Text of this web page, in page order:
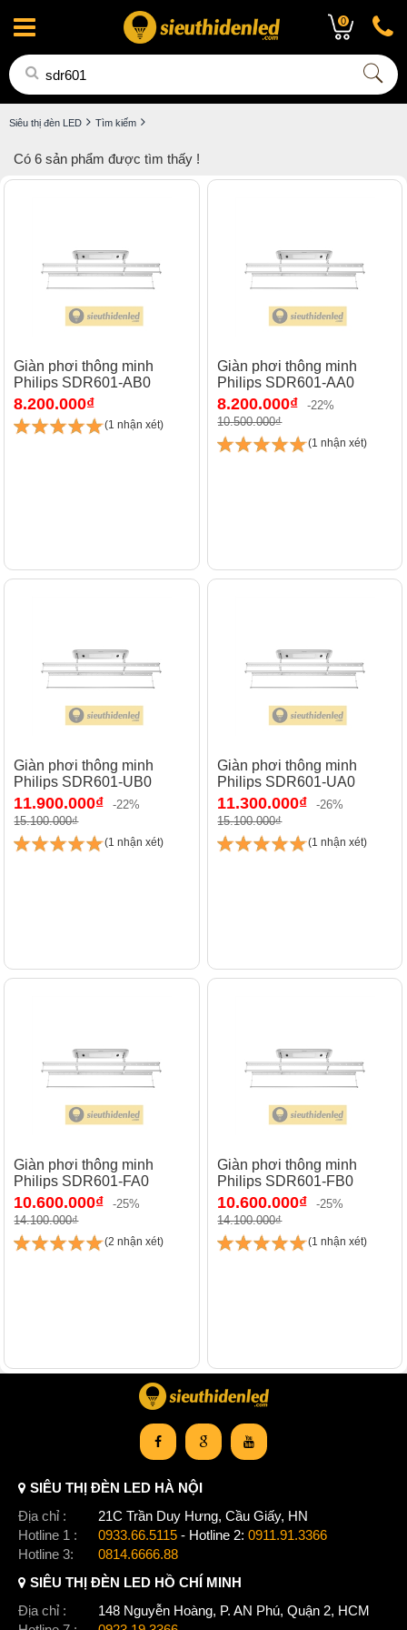
0
Siêu thị đèn LED Tìm kiếm
Có 6 sản phẩm được tìm thấy !
Giàn phơi thông minh
Philips SDR601-AB0
8.200.000₫
(1 nhận xét)
Giàn phơi thông minh
Philips SDR601-AA0
8.200.000₫
-22%
10.500.000₫
(1 nhận xét)
Giàn phơi thông minh
Philips SDR601-UB0
11.900.000₫
-22%
15.100.000₫
(1 nhận xét)
Giàn phơi thông minh
Philips SDR601-UA0
11.300.000₫
-26%
15.100.000₫
(1 nhận xét)
Giàn phơi thông minh
Philips SDR601-FA0
10.600.000₫
-25%
14.100.000₫
(2 nhận xét)
Giàn phơi thông minh
Philips SDR601-FB0
10.600.000₫
-25%
14.100.000₫
(1 nhận xét)
SIÊU THỊ ĐÈN LED HÀ NỘI
Địa chỉ :
21C Trần Duy Hưng, Cầu Giấy, HN
Hotline 1 :
0933.66.5115 - Hotline 2: 0911.91.3366
Hotline 3:
0814.6666.88
SIÊU THỊ ĐÈN LED HỒ CHÍ MINH
Địa chỉ :
148 Nguyễn Hoàng, P. AN Phú, Quận 2, HCM